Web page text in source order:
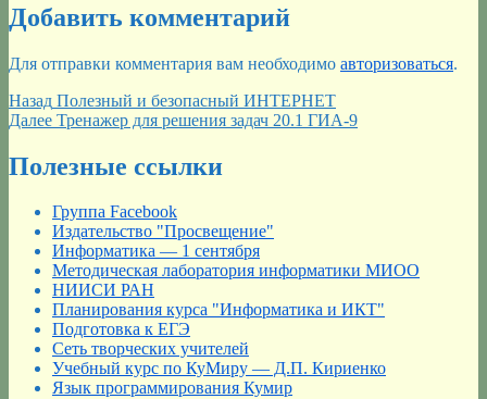
Добавить комментарий
Для отправки комментария вам необходимо авторизоваться.
Навигация
по
записям
Назад Предыдущая
запись:
Полезный и безопасный ИНТЕРНЕТ
Далее Следующая
Тренажер для решения задач 20.1 ГИА-9
Полезные ссылки
Группа Facebook
Издательство "Просвещение"
Информатика — 1 сентября
Методическая лаборатория информатики МИОО
НИИСИ РАН
Планирования курса "Информатика и ИКТ"
Подготовка к ЕГЭ
Сеть творческих учителей
Учебный курс по КуМиру — Д.П. Кириенко
Язык программирования Кумир